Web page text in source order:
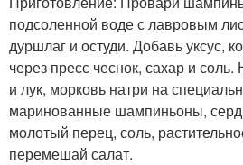
подсоленной воде с лавровым
дуршлаг и остуди. Добавь уксус,
через пресс чеснок, сахар и
и лук, морковь натри на
маринованные шампиньоны,
молотый перец, соль,
перемешай салат.